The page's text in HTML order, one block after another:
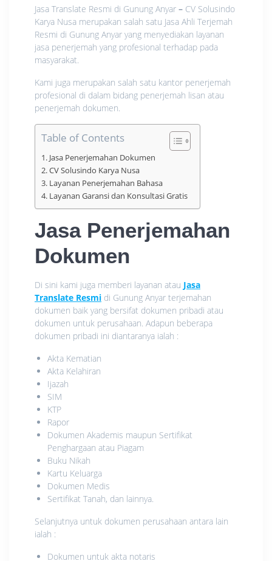
Jasa Translate Resmi di Gunung Anyar – CV Solusindo
Karya Nusa merupakan salah satu Jasa Ahli Terjemah
Resmi di Gunung Anyar yang menyediakan layanan
jasa penerjemah yang profesional terhadap pada
masyarakat.
Kami juga merupakan salah satu kantor penerjemah
profesional di dalam bidang penerjemah lisan atau
penerjemah dokumen.
Table of Contents
Jasa Penerjemahan Dokumen
CV Solusindo Karya Nusa
Layanan Penerjemahan Bahasa
Layanan Garansi dan Konsultasi Gratis
Jasa Penerjemahan
Dokumen
Di sini kami juga memberi layanan atau Jasa
Translate Resmi di Gunung Anyar terjemahan
dokumen baik yang bersifat dokumen pribadi atau
dokumen untuk perusahaan. Adapun beberapa
dokumen pribadi ini diantaranya ialah :
Akta Kematian
Akta Kelahiran
Ijazah
SIM
KTP
Rapor
Dokumen Akademis maupun Sertifikat
Penghargaan atau Piagam
Buku Nikah
Kartu Keluarga
Dokumen Medis
Sertifikat Tanah, dan lainnya.
Selanjutnya untuk dokumen perusahaan antara lain
ialah :
Dokumen untuk akta notaris